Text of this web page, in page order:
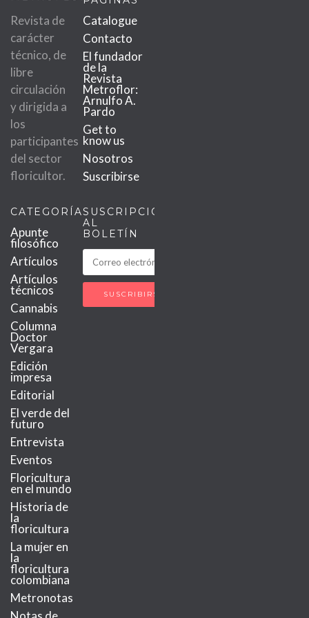
Revista de
carácter
técnico, de
libre
circulación
y dirigida a
los
participantes
del sector
floricultor.
Catalogue
Contacto
El fundador
de la
Revista
Metroflor:
Arnulfo A.
Pardo
Get to
know us
Nosotros
Suscribirse
CATEGORÍAS
Apunte
filosófico
Artículos
Artículos
técnicos
Cannabis
Columna
Doctor
Vergara
Edición
impresa
Editorial
El verde del
futuro
Entrevista
Eventos
Floricultura
en el mundo
Historia de
la
floricultura
La mujer en
la
floricultura
colombiana
Metronotas
SUSCRIPCIÓN
AL
BOLETÍN